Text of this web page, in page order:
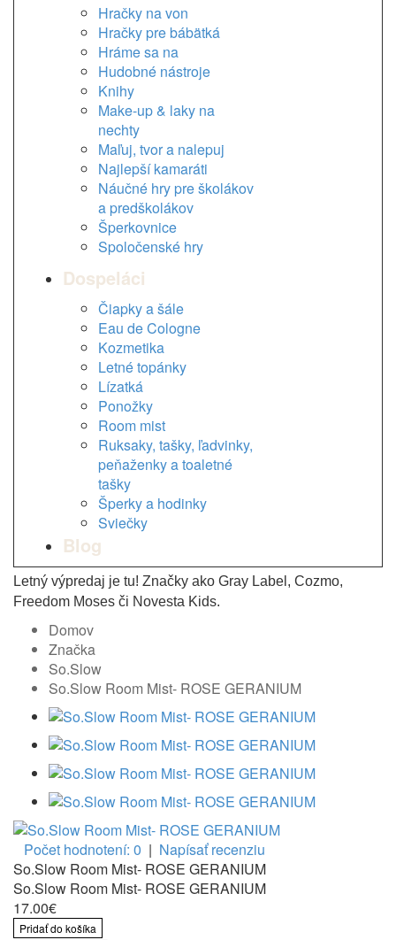
Hračky na von
Hračky pre bábätká
Hráme sa na
Hudobné nástroje
Knihy
Make-up & laky na
nechty
Maľuj, tvor a nalepuj
Najlepší kamaráti
Náučné hry pre školákov
a predškolákov
Šperkovnice
Spoločenské hry
Dospeláci
Čiapky a šále
Eau de Cologne
Kozmetika
Letné topánky
Lízatká
Ponožky
Room mist
Ruksaky, tašky, ľadvinky,
peňaženky a toaletné
tašky
Šperky a hodinky
Sviečky
Blog
Letný výpredaj je tu! Značky ako Gray Label, Cozmo,
Freedom Moses či Novesta Kids.
Domov
Značka
So.Slow
So.Slow Room Mist- ROSE GERANIUM
Počet hodnotení: 0 | Napísať recenziu
So.Slow Room Mist- ROSE GERANIUM
So.Slow Room Mist- ROSE GERANIUM
17.00€
Pridať do košíka